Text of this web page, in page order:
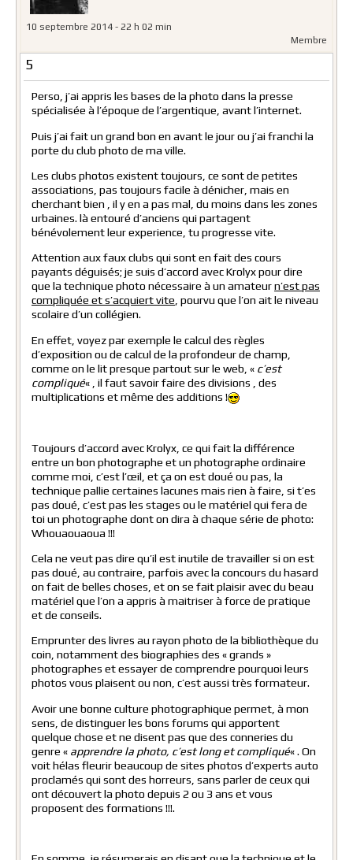
10 septembre 2014 - 22 h 02 min
Membre
5
Perso, j’ai appris les bases de la photo dans la presse
spécialisée à l’époque de l’argentique, avant l’internet.
Puis j’ai fait un grand bon en avant le jour ou j’ai franchi la
porte du club photo de ma ville.
Les clubs photos existent toujours, ce sont de petites
associations, pas toujours facile à dénicher, mais en
cherchant bien , il y en a pas mal, du moins dans les zones
urbaines. là entouré d’anciens qui partagent
bénévolement leur experience, tu progresse vite.
Attention aux faux clubs qui sont en fait des cours
payants déguisés; je suis d’accord avec Krolyx pour dire
que la technique photo nécessaire à un amateurn’est pas
compliquée et s’acquiert vite, pourvu que l’on ait le niveau
scolaire d’un collégien.
En effet, voyez par exemple le calcul des règles
d’exposition ou de calcul de la profondeur de champ,
comme on le lit presque partout sur le web, « c’est
compliqué« , il faut savoir faire des divisions , des
multiplications et même des additions !
Toujours d’accord avec Krolyx, ce qui fait la différence
entre un bon photographe et un photographe ordinaire
comme moi, c’est l’œil, et ça on est doué ou pas, la
technique pallie certaines lacunes mais rien à faire, si t’es
pas doué, c’est pas les stages ou le matériel qui fera de
toi un photographe dont on dira à chaque série de photo:
Whouaouaoua !!!
Cela ne veut pas dire qu’il est inutile de travailler si on est
pas doué, au contraire, parfois avec la concours du hasard
on fait de belles choses, et on se fait plaisir avec du beau
matériel que l’on a appris à maitriser à force de pratique
et de conseils.
Emprunter des livres au rayon photo de la bibliothèque du
coin, notamment des biographies des « grands »
photographes et essayer de comprendre pourquoi leurs
photos vous plaisent ou non, c’est aussi très formateur.
Avoir une bonne culture photographique permet, à mon
sens, de distinguer les bons forums qui apportent
quelque chose et ne disent pas que des conneries du
genre « apprendre la photo, c’est long et compliqué« . On
voit hélas fleurir beaucoup de sites photos d’experts auto
proclamés qui sont des horreurs, sans parler de ceux qui
ont découvert la photo depuis 2 ou 3 ans et vous
proposent des formations !!!.